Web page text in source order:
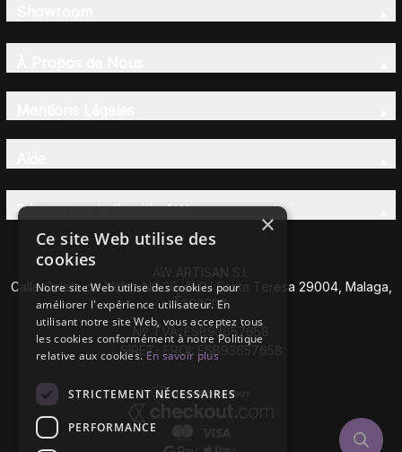
Découvrez la Famille AW
AW ARTISAN S.L
Calle Caleta de Vélez Nº 39-41 P.I Santa Teresa 29004, Malaga,
Espagne
Nº TVA: ESB93657658
SIRET- EROI: ESB93657658
×
Ce site Web utilise des
cookies
Notre site Web utilise des cookies pour
améliorer l'expérience utilisateur. En
utilisant notre site Web, vous acceptez tous
les cookies conformément à notre Politique
relative aux cookies.En savoir plus
STRICTEMENT NÉCESSAIRES
PERFORMANCE